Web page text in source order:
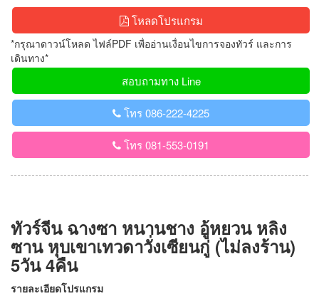
โหลดโปรแกรม
*กรุณาดาวน์โหลด ไฟล์PDF เพื่ออ่านเงื่อนไขการจองทัวร์ และการ
เดินทาง*
สอบถามทาง Line
โทร 086-222-4225
โทร 081-553-0191
ทัวร์จีน ฉางซา หนานชาง อู้หยวน หลิง
ซาน หุบเขาเทวดาวั่งเซียนกู่ (ไม่ลงร้าน)
5วัน 4คืน
รายละเอียดโปรแกรม